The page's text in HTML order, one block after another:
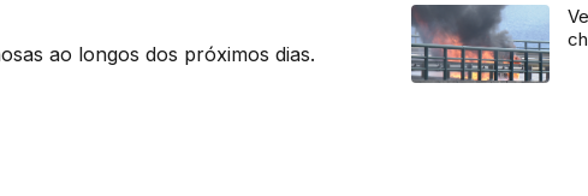
ao longos dos próximos dias.